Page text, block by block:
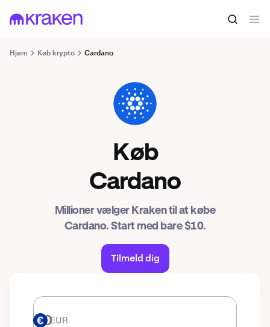
Hjem Køb krypto Cardano
ADA
Køb
Cardano
Millioner vælger Kraken til at købe
Cardano. Start med bare $10.
Tilmeld dig
EUR EUR